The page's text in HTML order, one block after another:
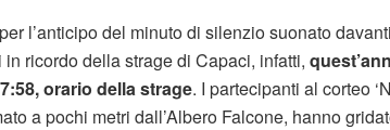
l’anticipo del minuto di silenzio suonato
ricordo della strage di Capaci, infatti,
orario della strage. I partecipanti al corteo
a pochi metri dall’Albero Falcone, hanno